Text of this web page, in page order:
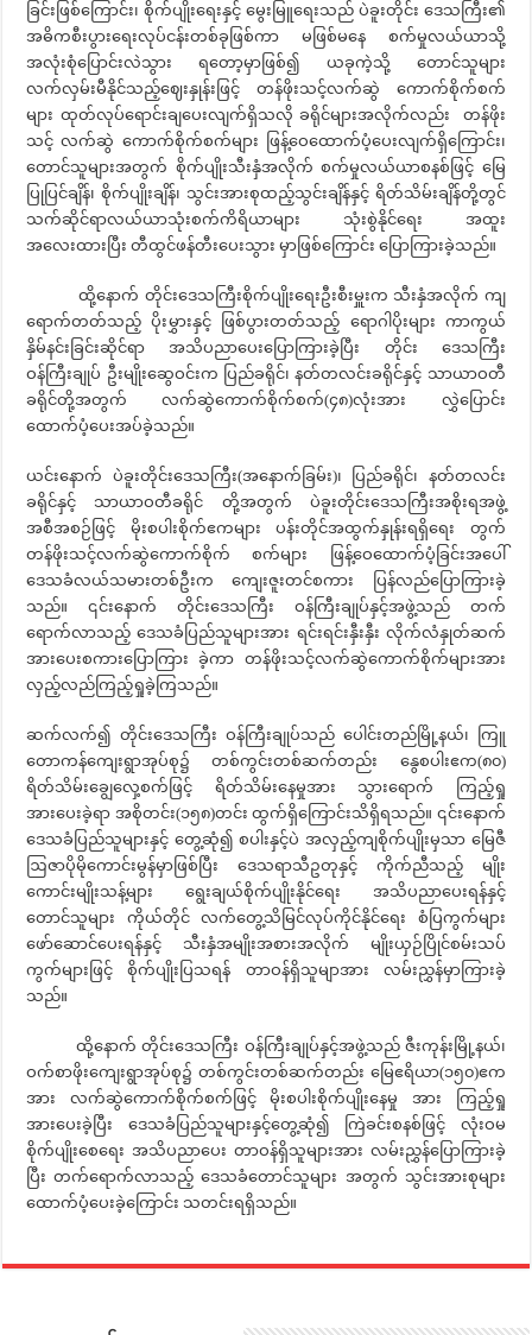
ခြင်းဖြစ်ကြောင်း၊ စိုက်ပျိုးရေးနှင့် မွေးမြူရေးသည် ပဲခူးတိုင်း ဒေသကြီး၏
အဓိကစီးပွားရေးလုပ်ငန်းတစ်ခုဖြစ်ကာ မဖြစ်မနေ စက်မှုလယ်ယာသို့
အလုံးစုံပြောင်းလဲသွား ရတော့မှာဖြစ်၍ ယခုကဲ့သို့ တောင်သူများ
လက်လှမ်းမီနိုင်သည့်ဈေးနှုန်းဖြင့် တန်ဖိုးသင့်လက်ဆွဲ ကောက်စိုက်စက်
များ ထုတ်လုပ်ရောင်းချပေးလျက်ရှိသလို ခရိုင်များအလိုက်လည်း တန်ဖိုး
သင့် လက်ဆွဲ ကောက်စိုက်စက်များ ဖြန့်ဝေထောက်ပံ့ပေးလျက်ရှိကြောင်း၊
တောင်သူများအတွက် စိုက်ပျိုးသီးနှံအလိုက် စက်မှုလယ်ယာစနစ်ဖြင့် မြေ
ပြုပြင်ချိန်၊ စိုက်ပျိုးချိန်၊ သွင်းအားစုထည့်သွင်းချိန်နှင့် ရိတ်သိမ်းချိန်တို့တွင်
သက်ဆိုင်ရာလယ်ယာသုံးစက်ကိရိယာများ သုံးစွဲနိုင်ရေး အထူး
အလေးထားပြီး တီထွင်ဖန်တီးပေးသွား မှာဖြစ်ကြောင်း ပြောကြားခဲ့သည်။
ထို့နောက် တိုင်းဒေသကြီးစိုက်ပျိုးရေးဦးစီးမှူးက သီးနှံအလိုက် ကျ
ရောက်တတ်သည့် ပိုးမွှားနှင့် ဖြစ်ပွားတတ်သည့် ရောဂါပိုးများ ကာကွယ်
နှိမ်နင်းခြင်းဆိုင်ရာ အသိပညာပေးပြောကြားခဲ့ပြီး တိုင်း ဒေသကြီး
ဝန်ကြီးချုပ် ဦးမျိုးဆွေဝင်းက ပြည်ခရိုင်၊ နတ်တလင်းခရိုင်နှင့် သာယာဝတီ
ခရိုင်တို့အတွက် လက်ဆွဲကောက်စိုက်စက်(၄၈)လုံးအား လွှဲပြောင်း
ထောက်ပံ့ပေးအပ်ခဲ့သည်။
ယင်းနောက် ပဲခူးတိုင်းဒေသကြီး(အနောက်ခြမ်း)၊ ပြည်ခရိုင်၊ နတ်တလင်း
ခရိုင်နှင့် သာယာဝတီခရိုင် တို့အတွက် ပဲခူးတိုင်းဒေသကြီးအစိုးရအဖွဲ့
အစီအစဉ်ဖြင့် မိုးစပါးစိုက်ဧကများ ပန်းတိုင်အထွက်နှုန်းရရှိရေး တွက်
တန်ဖိုးသင့်လက်ဆွဲကောက်စိုက် စက်များ ဖြန့်ဝေထောက်ပံ့ခြင်းအပေါ်
ဒေသခံလယ်သမားတစ်ဦးက ကျေးဇူးတင်စကား ပြန်လည်ပြောကြားခဲ့
သည်။ ၎င်းနောက် တိုင်းဒေသကြီး ဝန်ကြီးချုပ်နှင့်အဖွဲ့သည် တက်
ရောက်လာသည့် ဒေသခံပြည်သူများအား ရင်းရင်းနှီးနှီး လိုက်လံနှုတ်ဆက်
အားပေးစကားပြောကြား ခဲ့ကာ တန်ဖိုးသင့်လက်ဆွဲကောက်စိုက်များအား
လှည့်လည်ကြည့်ရှုခဲ့ကြသည်။
ဆက်လက်၍ တိုင်းဒေသကြီး ဝန်ကြီးချုပ်သည် ပေါင်းတည်မြို့နယ်၊ ကြူ
တောကန်ကျေးရွာအုပ်စု၌ တစ်ကွင်းတစ်ဆက်တည်း နွေစပါးဧက(၈၀)
ရိတ်သိမ်းချွေလှေ့စက်ဖြင့် ရိတ်သိမ်းနေမှုအား သွားရောက် ကြည့်ရှု
အားပေးခဲ့ရာ အစိုတင်း(၁၅၈)တင်း ထွက်ရှိကြောင်းသိရှိရသည်။ ၎င်းနောက်
ဒေသခံပြည်သူများနှင့် တွေ့ဆုံ၍ စပါးနှင့်ပဲ အလှည့်ကျစိုက်ပျိုးမှသာ မြေဇီ
ဩဇာပိုမိုကောင်းမွန်မှာဖြစ်ပြီး ဒေသရာသီဥတုနှင့် ကိုက်ညီသည့် မျိုး
ကောင်းမျိုးသန့်များ ရွေးချယ်စိုက်ပျိုးနိုင်ရေး အသိပညာပေးရန်နှင့်
တောင်သူများ ကိုယ်တိုင် လက်တွေ့သိမြင်လုပ်ကိုင်နိုင်ရေး စံပြကွက်များ
ဖော်ဆောင်ပေးရန်နှင့် သီးနှံအမျိုးအစားအလိုက် မျိုးယှဉ်ပြိုင်စမ်းသပ်
ကွက်များဖြင့် စိုက်ပျိုးပြသရန် တာဝန်ရှိသူမျာအား လမ်းညွှန်မှာကြားခဲ့
သည်။
ထို့နောက် တိုင်းဒေသကြီး ဝန်ကြီးချုပ်နှင့်အဖွဲ့သည် ဇီးကုန်းမြို့နယ်၊
ဝက်စာဖိုးကျေးရွာအုပ်စု၌ တစ်ကွင်းတစ်ဆက်တည်း မြေဧရိယာ(၁၅၀)ဧက
အား လက်ဆွဲကောက်စိုက်စက်ဖြင့် မိုးစပါးစိုက်ပျိုးနေမှု အား ကြည့်ရှု
အားပေးခဲ့ပြီး ဒေသခံပြည်သူများနှင့်တွေ့ဆုံ၍ ကြဲခင်းစနစ်ဖြင့် လုံးဝမ
စိုက်ပျိုးစေရေး အသိပညာပေး တာဝန်ရှိသူများအား လမ်းညွှန်ပြောကြားခဲ့
ပြီး တက်ရောက်လာသည့် ဒေသခံတောင်သူများ အတွက် သွင်းအားစုများ
ထောက်ပံ့ပေးခဲ့ကြောင်း သတင်းရရှိသည်။